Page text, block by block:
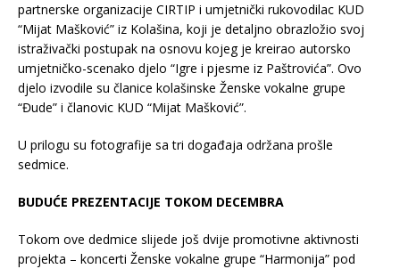
partnerske organizacije CIRTIP i umjetnički rukovodilac KUD
“Mijat Mašković” iz Kolašina, koji je detaljno obrazložio svoj
istraživački postupak na osnovu kojeg je kreirao autorsko
umjetničko-scenako djelo “Igre i pjesme iz Paštrovića”. Ovo
djelo izvodile su članice kolašinske Ženske vokalne grupe
“Đude” i članovic KUD “Mijat Mašković”.
U prilogu su fotografije sa tri događaja održana prošle
sedmice.
BUDUĆE PREZENTACIJE TOKOM DECEMBRA
Tokom ove dedmice slijede još dvije promotivne aktivnosti
projekta – koncerti Ženske vokalne grupe “Harmonija” pod